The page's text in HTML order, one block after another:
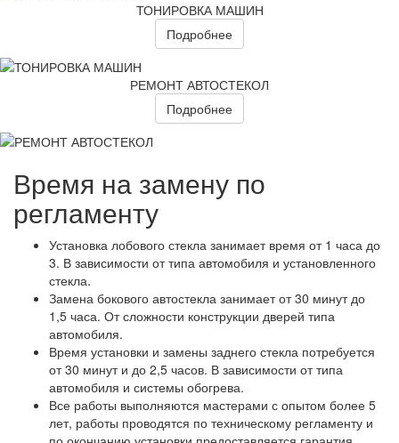
ТОНИРОВКА МАШИН
Подробнее
РЕМОНТ АВТОСТЕКОЛ
Подробнее
Время на замену по
регламенту
Установка лобового стекла занимает время от 1 часа до
3. В зависимости от типа автомобиля и установленного
стекла.
Замена бокового автостекла занимает от 30 минут до
1,5 часа. От сложности конструкции дверей типа
автомобиля.
Время установки и замены заднего стекла потребуется
от 30 минут и до 2,5 часов. В зависимости от типа
автомобиля и системы обогрева.
Все работы выполняются мастерами с опытом более 5
лет, работы проводятся по техническому регламенту и